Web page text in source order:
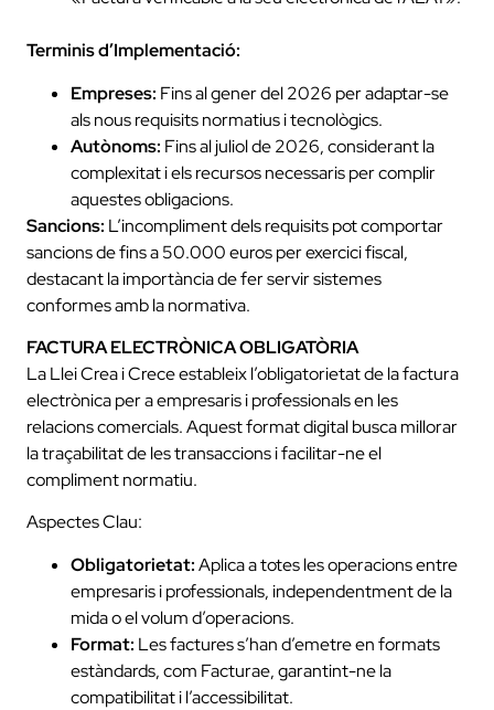
Terminis d’Implementació:
Empreses: Fins al gener del 2026 per adaptar-se
als nous requisits normatius i tecnològics.
Autònoms: Fins al juliol de 2026, considerant la
complexitat i els recursos necessaris per complir
aquestes obligacions.
Sancions: L’incompliment dels requisits pot comportar
sancions de fins a 50.000 euros per exercici fiscal,
destacant la importància de fer servir sistemes
conformes amb la normativa.
FACTURA ELECTRÒNICA OBLIGATÒRIA
La Llei Crea i Crece estableix l’obligatorietat de la factura
electrònica per a empresaris i professionals en les
relacions comercials. Aquest format digital busca millorar
la traçabilitat de les transaccions i facilitar-ne el
compliment normatiu.
Aspectes Clau:
Obligatorietat:Aplica a totes les operacions entre
empresaris i professionals, independentment de la
mida o el volum d’operacions.
Format: Les factures s’han d’emetre en formats
estàndards, com Facturae, garantint-ne la
compatibilitat i l’accessibilitat.